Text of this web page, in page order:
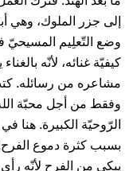
إلى جزر الملوك، وهي
وضع التّعلِيم المسيحيّ
كيفيّة غنائه، لأنّه
مشاعره من رسائله.
وفقط من أجل محبّة
الرّوحيّة الكبيرة. هنا
يبكي من الفرح لأنّه